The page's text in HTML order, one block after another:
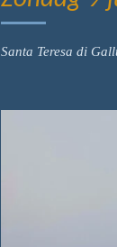
Santa Teresa di